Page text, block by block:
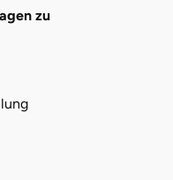
zu